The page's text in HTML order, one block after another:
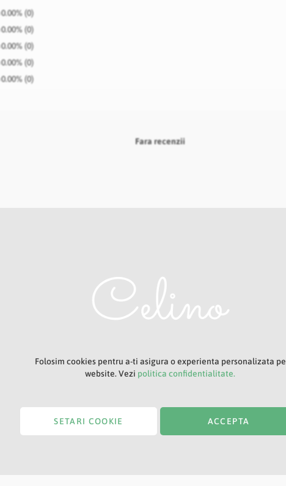
0.00% (0)
0.00% (0)
0.00% (0)
0.00% (0)
0.00% (0)
Fara recenzii
Folosim cookies pentru a-ti asigura o experienta personalizata pe
website. Vezi politica confidentialitate.
ACCEPTA
SETARI COOKIE